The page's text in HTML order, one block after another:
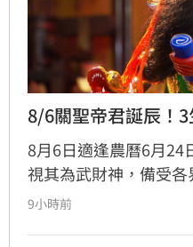
8/6關聖帝君誕辰！
8月6日適逢農曆6月24
視其為武財神，備受
指出，關聖帝君誕辰當
9小時前